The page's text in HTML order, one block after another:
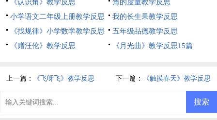
《认识角》教学反思
角的度量教学反思
小学语文二年级上册教学反思
我的长生果教学反思
《找规律》小学数学教学反思
五年级品德教学反思
《赠汪伦》教学反思
《月光曲》教学反思15篇
上一篇： 《飞呀飞》教学反思 下一篇： 《触摸春天》教学反思